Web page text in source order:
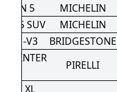
5
MICHELIN
5 SUV
MICHELIN
DM-V3
BRIDGESTONE
WINTER
PIRELLI
XL